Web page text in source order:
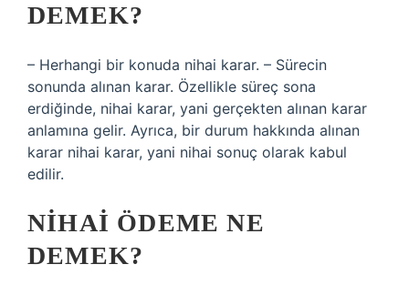
DEMEK?
– Herhangi bir konuda nihai karar. – Sürecin
sonunda alınan karar. Özellikle süreç sona
erdiğinde, nihai karar, yani gerçekten alınan karar
anlamına gelir. Ayrıca, bir durum hakkında alınan
karar nihai karar, yani nihai sonuç olarak kabul
edilir.
NIHAI ÖDEME NE
DEMEK?